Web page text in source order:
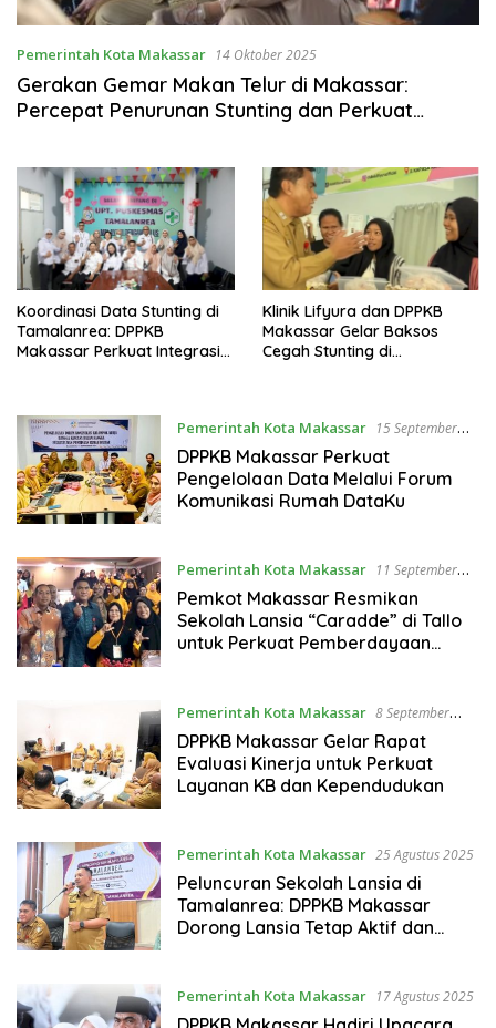
Pemerintah Kota Makassar 14 Oktober 2025
Gerakan Gemar Makan Telur di Makassar:
Percepat Penurunan Stunting dan Perkuat
Koordinasi Data Stunting di
Tamalanrea: DPPKB
Makassar Perkuat Integrasi
Klinik Lifyura dan DPPKB
Makassar Gelar Baksos
Cegah Stunting di
Pemerintah Kota Makassar
15 September
2025
DPPKB Makassar Perkuat
Pengelolaan Data Melalui Forum
Komunikasi Rumah DataKu
Pemerintah Kota Makassar
11 September
2025
Pemkot Makassar Resmikan
Sekolah Lansia “Caradde” di Tallo
untuk Perkuat Pemberdayaan
Pemerintah Kota Makassar 8 September
2025
DPPKB Makassar Gelar Rapat
Evaluasi Kinerja untuk Perkuat
Layanan KB dan Kependudukan
Pemerintah Kota Makassar 25 Agustus 2025
Peluncuran Sekolah Lansia di
Tamalanrea: DPPKB Makassar
Dorong Lansia Tetap Aktif dan
Pemerintah Kota Makassar 17 Agustus 2025